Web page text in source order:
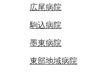
広尾病院
駒込病院
墨東病院
東部地域病院